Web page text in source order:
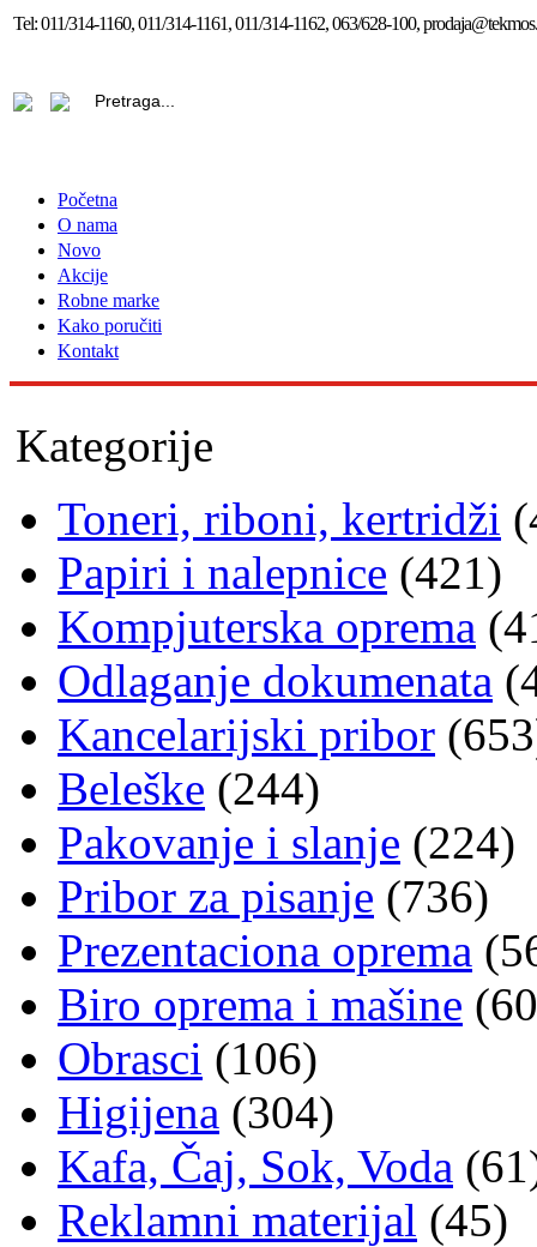
Tel:011/314-1160, 011/314-1161, 011/314-1162, 063/628-100,
Početna
O nama
Novo
Akcije
Robne marke
Kako poručiti
Kontakt
Kategorije
Toneri, riboni, kertridži
Papiri i nalepnice (421)
Kompjuterska oprema
Odlaganje dokumenata
Kancelarijski pribor
Beleške (244)
Pakovanje i slanje (224)
Pribor za pisanje (736)
Prezentaciona oprema
Biro oprema i mašine
Obrasci (106)
Higijena (304)
Kafa, Čaj, Sok, Voda
Reklamni materijal (45)